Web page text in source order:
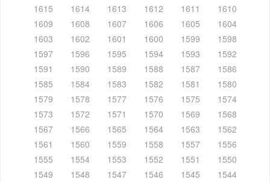
1615
1614 1613 1612 1611
1610
1609
1608 1607 1606 1605
1604
1603
1602 1601 1600 1599
1598
1597
1596 1595 1594 1593
1592
1591
1590 1589 1588 1587
1586
1585
1584 1583 1582 1581
1580
1579
1578 1577 1576 1575
1574
1573
1572 1571 1570 1569
1568
1567
1566 1565 1564 1563
1562
1561
1560 1559 1558 1557
1556
1555
1554 1553 1552 1551
1550
1549
1548 1547 1546 1545
1544